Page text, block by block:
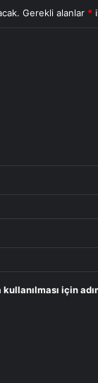
Gerekli alanlar *
için